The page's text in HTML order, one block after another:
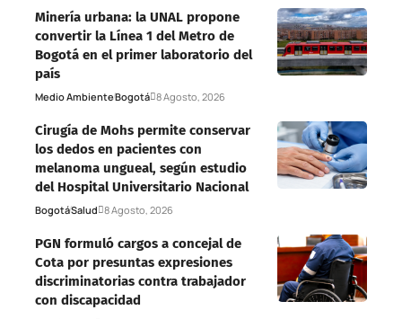
Minería urbana: la UNAL propone
convertir la Línea 1 del Metro de
Bogotá en el primer laboratorio del
país
Medio AmbienteBogotá 8 Agosto, 2026
Cirugía de Mohs permite conservar
los dedos en pacientes con
melanoma ungueal, según estudio
del Hospital Universitario Nacional
BogotáSalud 8 Agosto, 2026
PGN formuló cargos a concejal de
Cota por presuntas expresiones
discriminatorias contra trabajador
con discapacidad